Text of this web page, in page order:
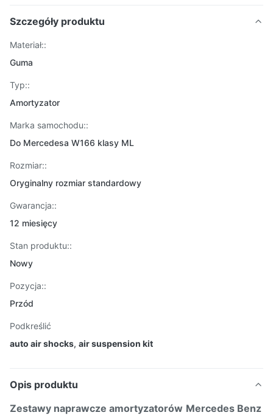
Szczegóły produktu
Materiał::
Guma
Typ::
Amortyzator
Marka samochodu::
Do Mercedesa W166 klasy ML
Rozmiar::
Oryginalny rozmiar standardowy
Gwarancja::
12 miesięcy
Stan produktu::
Nowy
Pozycja::
Przód
Podkreślić
auto air shocks, air suspension kit
Opis produktu
Zestawy naprawcze amortyzatorów Mercedes Benz